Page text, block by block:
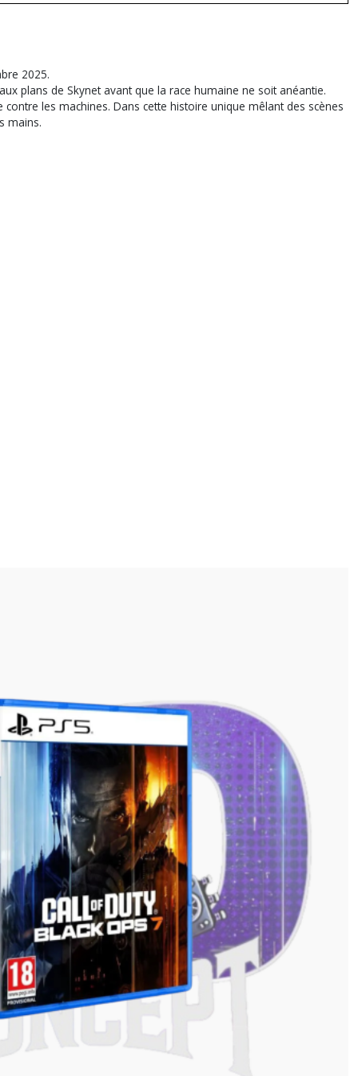
2025.
plans de Skynet avant que la race humaine ne soit anéantie.
les machines. Dans cette histoire unique mêlant des scènes
mains.